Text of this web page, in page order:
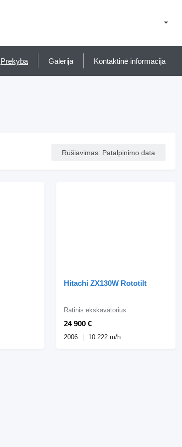
Prekyba Galerija Kontaktinė informacija
Rūšiavimas: Patalpinimo data
Hitachi ZX130W Rototilt
24 900 €
Ratinis ekskavatorius
2006 10 222 m/h